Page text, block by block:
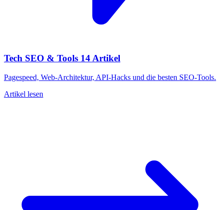
Tech SEO & Tools 14 Artikel
Pagespeed, Web-Architektur, API-Hacks und die besten SEO-Tools.
Artikel lesen